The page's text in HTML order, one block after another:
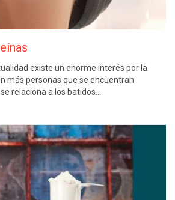
existe un enorme interés por la
más personas que se encuentran
relaciona a los batidos…